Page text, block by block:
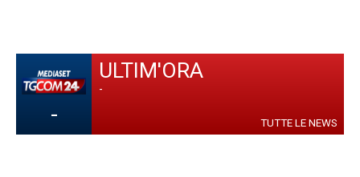
-
ULTIM'ORA
-
TUTTE LE NEWS